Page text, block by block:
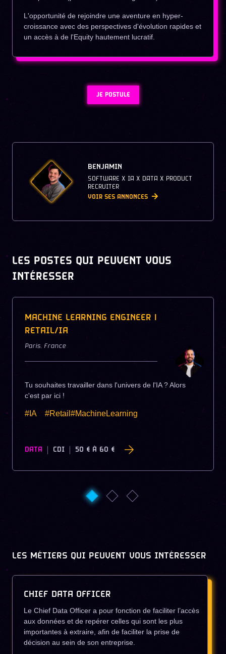
L'opportunité de rejoindre une aventure en hyper-
croissance avec des perspectives d'évolution rapides et
un accès à de l'Equity hautement lucratif.
JE POSTULE
BENJAMIN
SOFTWARE X IA X DATA X PRODUCT
RECRUITER
VOIR SES ANNONCES
LES POSTES QUI PEUVENT VOUS
INTÉRESSER
MACHINE LEARNING ENGINEER |
RETAIL/IA
Paris, France
Tu souhaites travailler dans l'univers de l'IA ? Alors
c'est par ici !
#IA #Retail#MachineLearning
DATA CDI 50 € À 60 €
LES MÉTIERS QUI PEUVENT VOUS INTÉRESSER
CHIEF DATA OFFICER
Le Chief Data Officer a pour fonction de faciliter l’accès
aux données et de repérer celles qui sont les plus
importantes à extraire, afin de faciliter la prise de
décision au sein de son entreprise.